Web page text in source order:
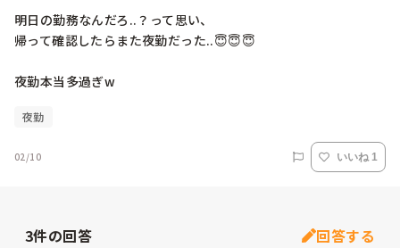
明日の勤務なんだろ..？って思い、
帰って確認したらまた夜勤だった..😇😇😇
夜勤本当多過ぎw
夜勤
02/10 いいね 1
3件の回答 回答する